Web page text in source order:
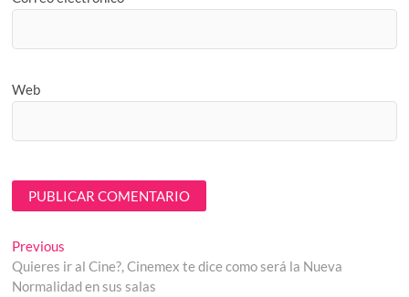
Web
Navegación
de
Previous
post:
Quieres ir al Cine?, Cinemex te dice como será la Nueva
Normalidad en sus salas